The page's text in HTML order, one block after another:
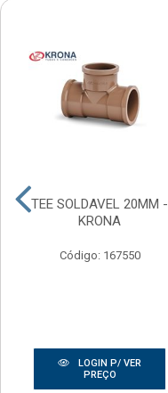
TEE SOLDAVEL 20MM -
KRONA
Código: 167550
LOGIN P/ VER
PREÇO